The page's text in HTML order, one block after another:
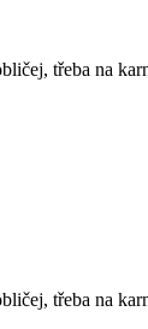
třeba na
třeba na